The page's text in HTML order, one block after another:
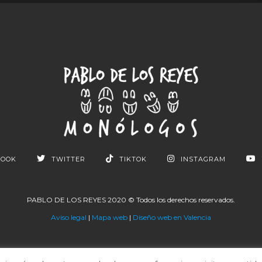
TWITTER TIKTOK INSTAGRAM
PABLO DE LOS REYES 2020 © Todos los derechos reservados.
Aviso legal | Mapa web | Diseño web en Valencia